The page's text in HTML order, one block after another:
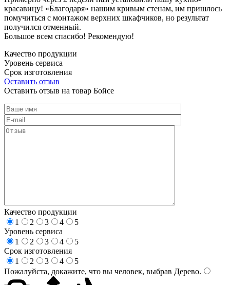
красавицу! «Благодаря» нашим кривым стенам, им пришлось
помучиться с монтажом верхних шкафчиков, но результат
получился отменный.
Большое всем спасибо! Рекомендую!
Качество продукции
Уровень сервиса
Срок изготовления
Оставить отзыв
Оставить отзыв на товар Бойсе
Качество продукции
1
2 3 4
5
Уровень сервиса
1
2 3 4
5
Срок изготовления
1
2 3 4
5
Пожалуйста, докажите, что вы человек, выбрав Дерево.